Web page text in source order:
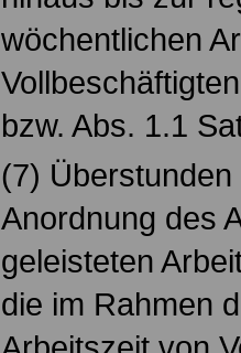
wöchentlichen
bzw. Abs. 1.1
(7)
Anordnung des
geleisteten
die im Rahmen